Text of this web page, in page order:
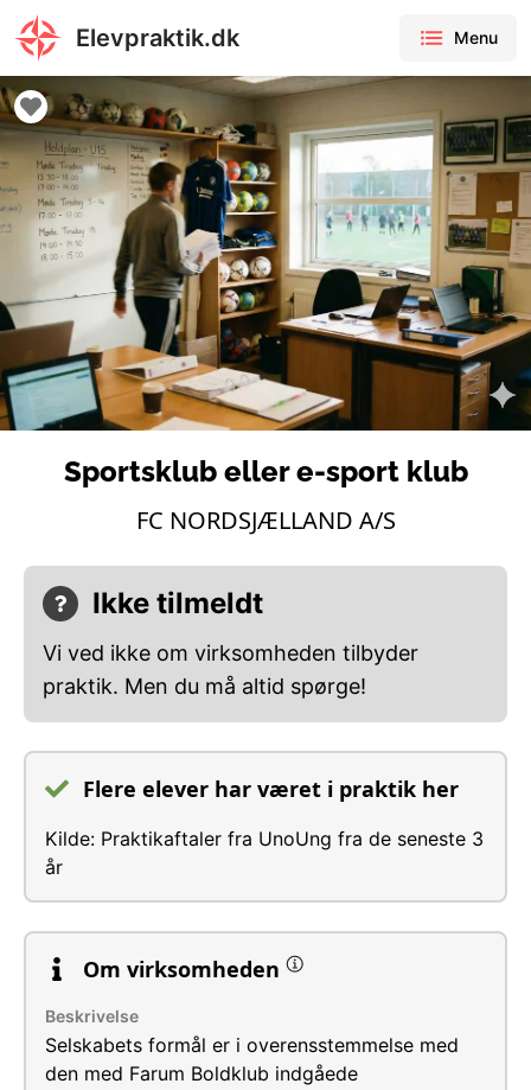
Elevpraktik.dk Menu
Sportsklub eller e-sport klub
FC NORDSJÆLLAND A/S
Ikke tilmeldt
Vi ved ikke om virksomheden tilbyder
praktik. Men du må altid spørge!
Flere elever har været i praktik her
Kilde: Praktikaftaler fra UnoUng fra de seneste 3
år
Om virksomheden
Beskrivelse
Selskabets formål er i overensstemmelse med
den med Farum Boldklub indgåede